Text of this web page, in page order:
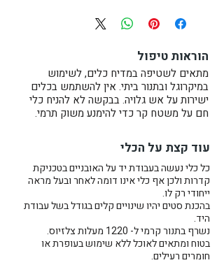
מידות בקירוב:
קוטר: 7.5 ס"מ
נפח: 300 מ"ל (מלא עד השפה)
הכוסות מושלמות לשתיית קפה, תה,
מים ואפילו יין.
מותאם למחזיק הכוסות של הרכב.
אפשר לערבב ולהתאים בין צבעים
לסט צבעוני.
המחיר הוא לכוס אחת
לקניית סט שלם
הוראות טיפול
מתאים לשטיפה במדיח כלים, לשימוש
במיקרוגל ובתנור ביתי. אין להשתמש בכלים
ישירות על אש גלויה. בבקשה לא להניח כלי
חם על משטח קר כדי להימנע משוק תרמי.
עוד קצת על הכלי
כל כלי נעשה בעבודת יד על האובניים בטכניקת
קדרות ולכן אף כלי אינו דומה לאחר ובעל מראה
ייחודי רק לו.
בהכנת סטים יהיו שינויים קלים בגודל בשל עבודת
היד.
נשרף בתנור קרמי ל- 1220 מעלות צלזיוס.
בטוח ומתאים לאוכל ללא שימוש בעופרת או
חומרים רעילים.